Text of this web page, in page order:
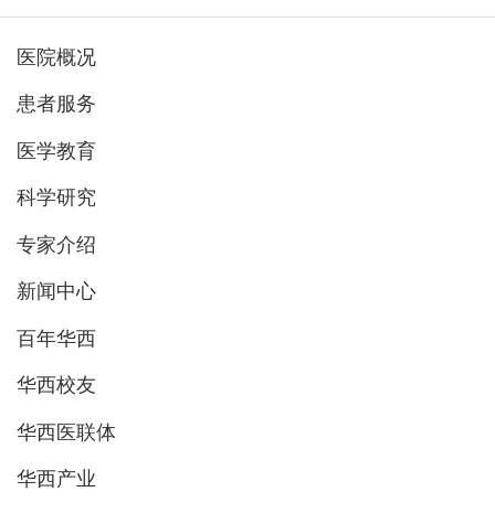
医院概况
患者服务
医学教育
科学研究
专家介绍
新闻中心
百年华西
华西校友
华西医联体
华西产业